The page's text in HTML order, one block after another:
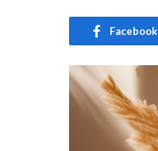
Facebook